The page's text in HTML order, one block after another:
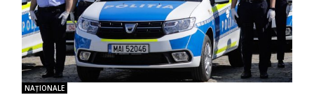
NAŢIONALE